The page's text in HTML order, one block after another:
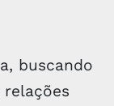
buscando